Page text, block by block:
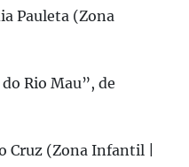
Pauleta (Zona
Rio Mau”, de
Cruz (Zona Infantil |